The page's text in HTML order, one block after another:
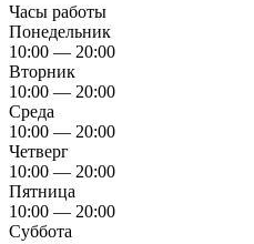
Часы работы
Понедельник
10:00 — 20:00
Вторник
10:00 — 20:00
Среда
10:00 — 20:00
Четверг
10:00 — 20:00
Пятница
10:00 — 20:00
Суббота